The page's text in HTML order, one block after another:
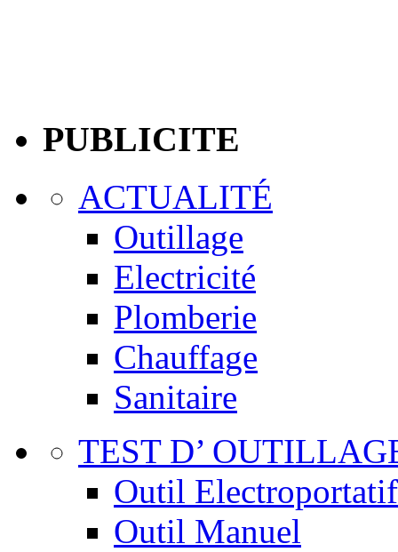
PUBLICITE
ACTUALITÉ
Outillage
Electricité
Plomberie
Chauffage
Sanitaire
TEST D’
Outil Electroportatif
Outil Manuel